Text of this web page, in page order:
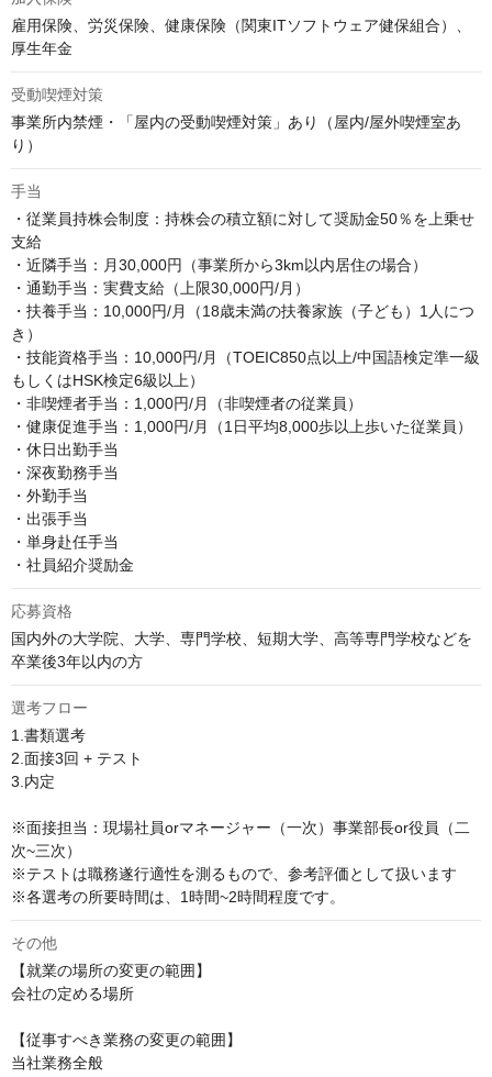
雇用保険、労災保険、健康保険（関東ITソフトウェア健保組合）、
厚生年金
受動喫煙対策
事業所内禁煙・「屋内の受動喫煙対策」あり（屋内/屋外喫煙室あ
り）
手当
・従業員持株会制度：持株会の積立額に対して奨励金50％を上乗せ
支給
・近隣手当：月30,000円（事業所から3km以内居住の場合）
・通勤手当：実費支給（上限30,000円/月）
・扶養手当：10,000円/月（18歳未満の扶養家族（子ども）1人につ
き）
・技能資格手当：10,000円/月（TOEIC850点以上/中国語検定準一級
もしくはHSK検定6級以上）
・非喫煙者手当：1,000円/月（非喫煙者の従業員）
・健康促進手当：1,000円/月（1日平均8,000歩以上歩いた従業員）
・休日出勤手当
・深夜勤務手当
・外勤手当
・出張手当
・単身赴任手当
・社員紹介奨励金
応募資格
国内外の大学院、大学、専門学校、短期大学、高等専門学校などを
卒業後3年以内の方
選考フロー
1.書類選考
2.面接3回 + テスト
3.内定
※面接担当：現場社員orマネージャー（一次）事業部長or役員（二
次~三次）
※テストは職務遂行適性を測るもので、参考評価として扱います
※各選考の所要時間は、1時間~2時間程度です。
その他
【就業の場所の変更の範囲】
会社の定める場所
【従事すべき業務の変更の範囲】
当社業務全般